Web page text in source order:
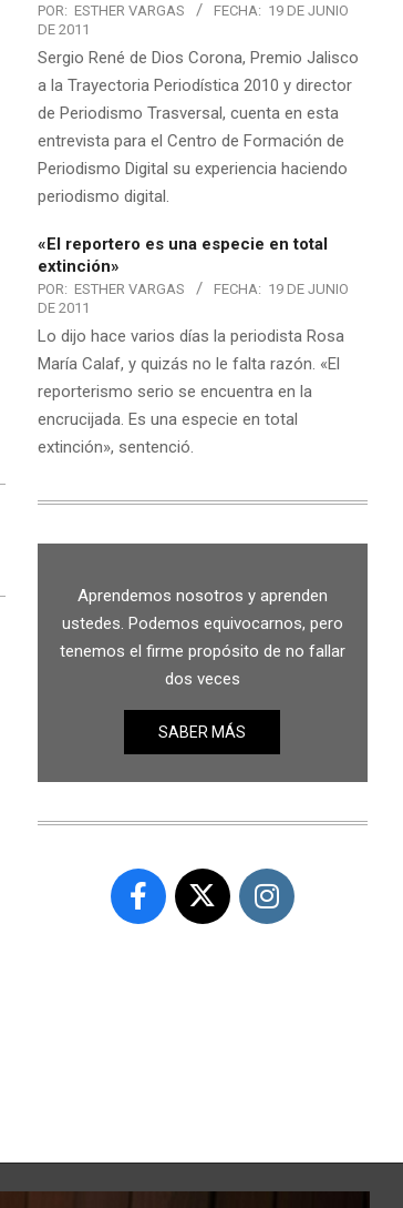
POR: ESTHER VARGAS FECHA: 19 DE JUNIO
DE 2011
Sergio René de Dios Corona, Premio Jalisco
a la Trayectoria Periodística 2010 y director
de Periodismo Trasversal, cuenta en esta
entrevista para el Centro de Formación de
Periodismo Digital su experiencia haciendo
periodismo digital.
«El reportero es una especie en total
extinción»
POR: ESTHER VARGAS FECHA: 19 DE JUNIO
DE 2011
Lo dijo hace varios días la periodista Rosa
María Calaf, y quizás no le falta razón. «El
reporterismo serio se encuentra en la
encrucijada. Es una especie en total
extinción», sentenció.
Aprendemos nosotros y aprenden
ustedes. Podemos equivocarnos, pero
tenemos el firme propósito de no fallar
dos veces
SABER MÁS